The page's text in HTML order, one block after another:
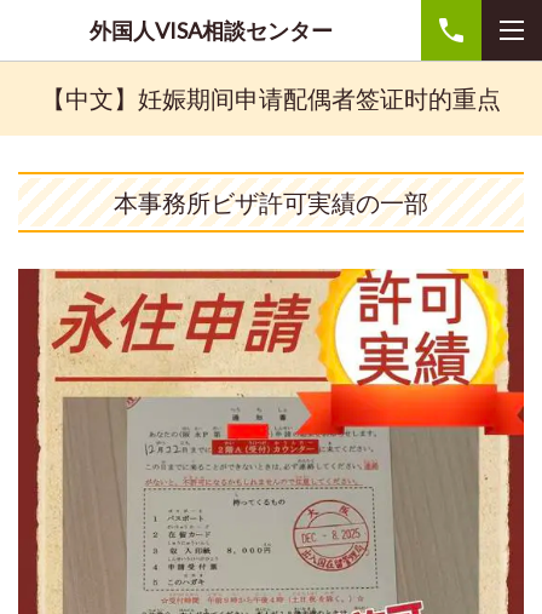
外国人VISA相談センター
【中文】妊娠期间申请配偶者签证时的重点
本事務所ビザ許可実績の一部